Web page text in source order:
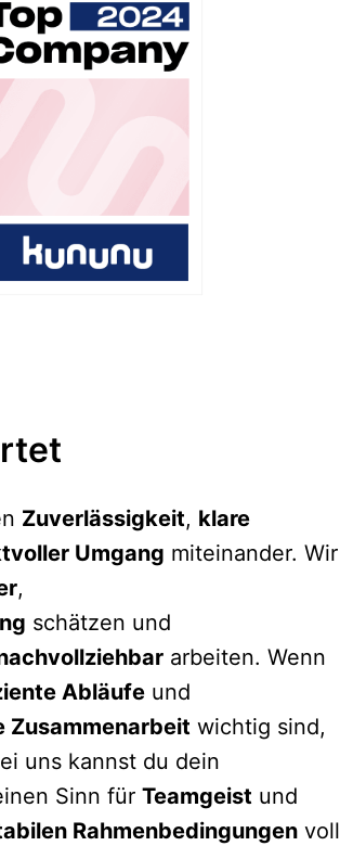
Zuverlässigkeit, klare
Umgang miteinander. Wir
,
schätzen und
arbeiten. Wenn
Abläufe und
wichtig sind,
Sinn für Teamgeist und
Rahmenbedingungen voll